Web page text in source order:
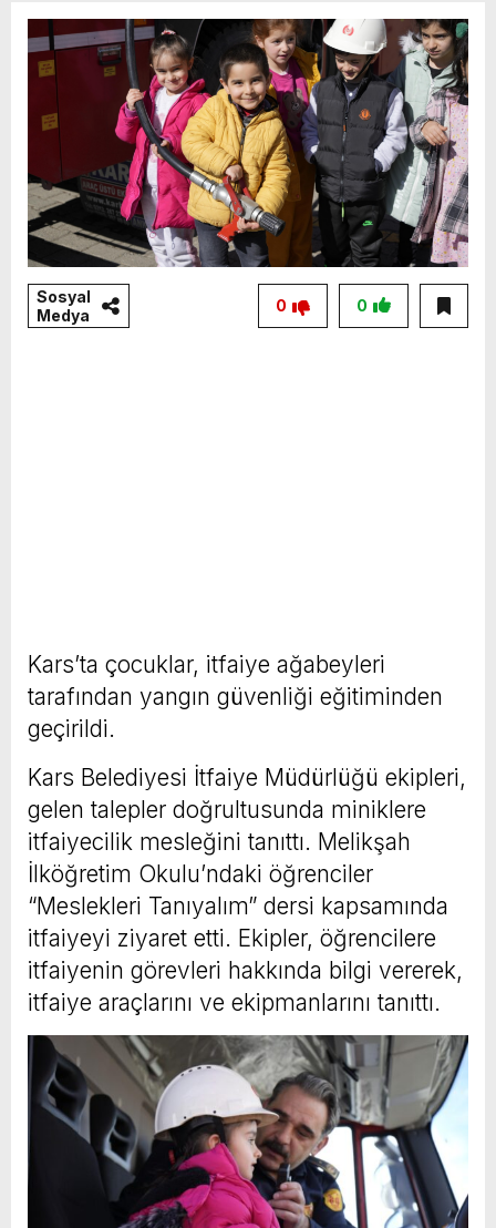
Sosyal
Medya
0
0
Kars’ta çocuklar, itfaiye ağabeyleri
tarafından yangın güvenliği eğitiminden
geçirildi.
Kars Belediyesi İtfaiye Müdürlüğü ekipleri,
gelen talepler doğrultusunda miniklere
itfaiyecilik mesleğini tanıttı. Melikşah
İlköğretim Okulu’ndaki öğrenciler
“Meslekleri Tanıyalım” dersi kapsamında
itfaiyeyi ziyaret etti. Ekipler, öğrencilere
itfaiyenin görevleri hakkında bilgi vererek,
itfaiye araçlarını ve ekipmanlarını tanıttı.